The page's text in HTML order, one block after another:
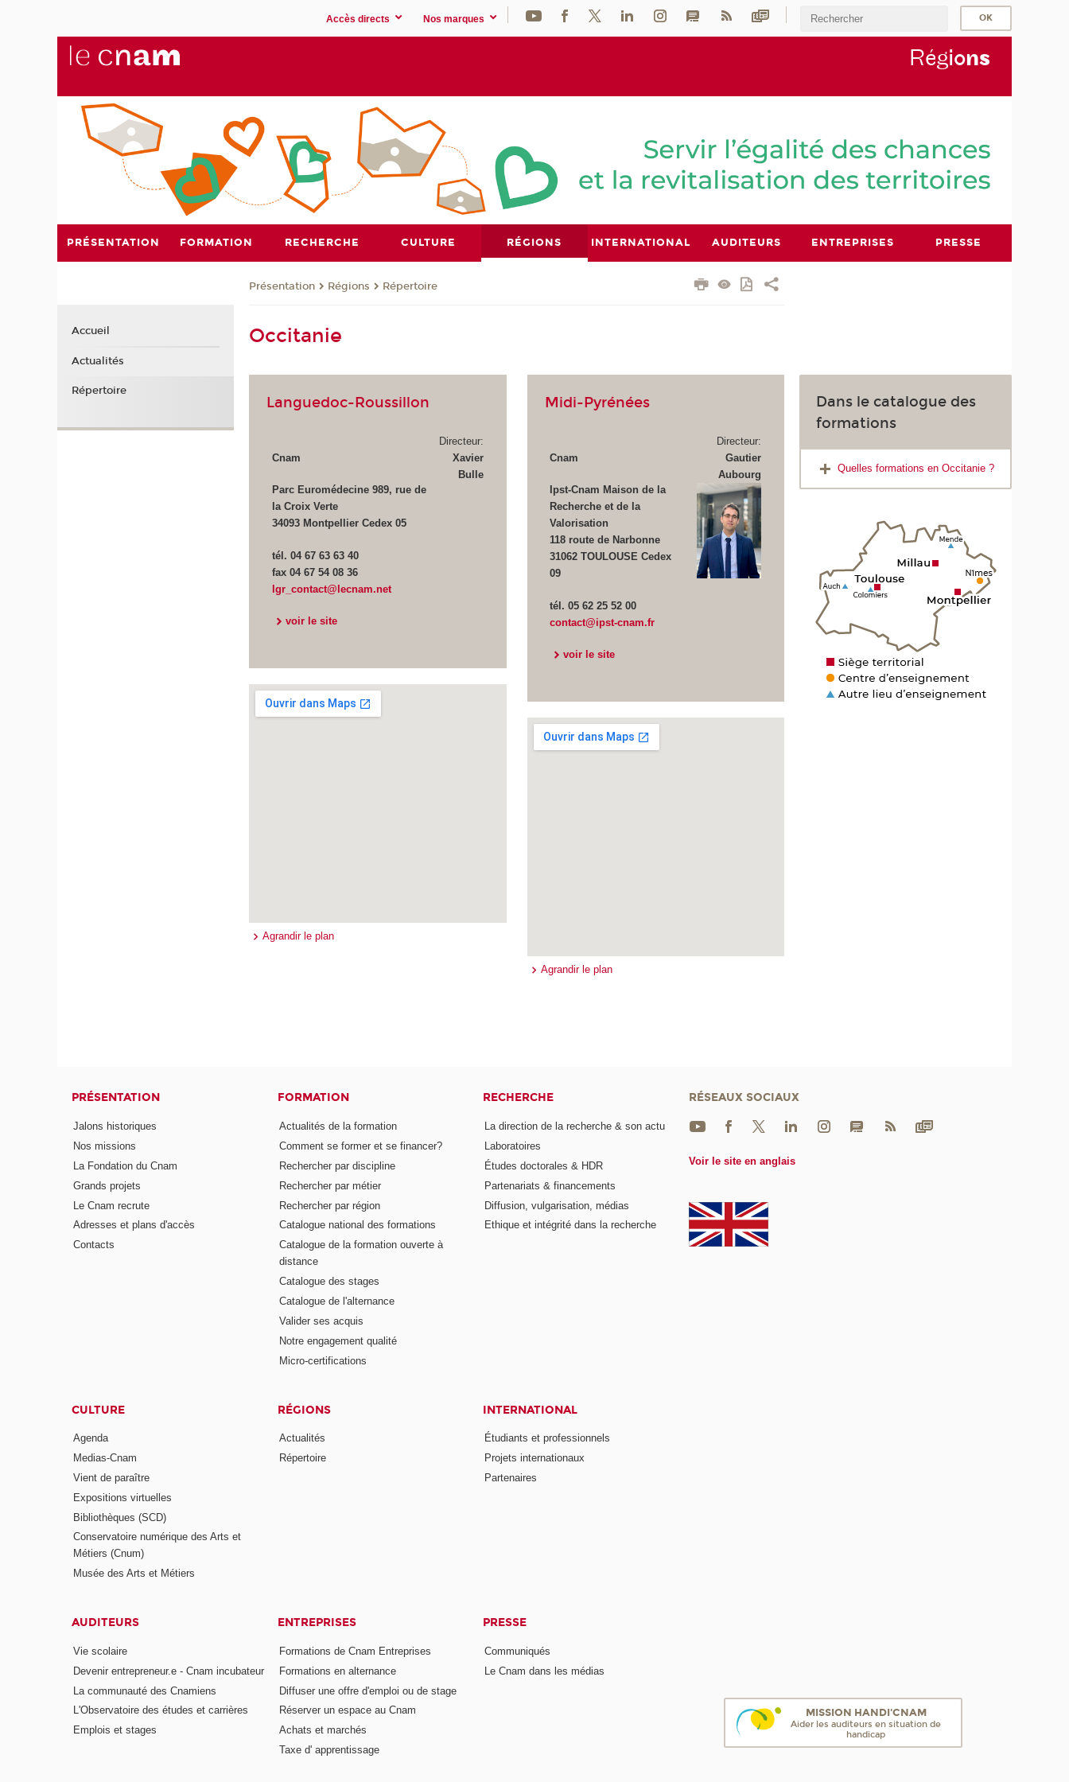
Accès directs Nos marques
Régions
PRÉSENTATION FORMATION RECHERCHE CULTURE RÉGIONS INTERNATIONAL AUDITEURS ENTREPRISES PRESSE
Présentation Régions Répertoire
Occitanie
Languedoc-Roussillon
Cnam
Parc Euromédecine 989, rue de
la Croix Verte
34093 Montpellier Cedex 05
tél. 04 67 63 63 40
fax 04 67 54 08 36
lgr_contact@lecnam.net
voir le site
Directeur:
Xavier
Bulle
Agrandir le plan
Midi-Pyrénées
Cnam
Ipst-Cnam Maison de la
Recherche et de la
Valorisation
118 route de Narbonne
31062 TOULOUSE Cedex
09
tél. 05 62 25 52 00
contact@ipst-cnam.fr
voir le site
Directeur:
Gautier
Aubourg
Agrandir le plan
Dans le catalogue des
formations
Quelles formations en Occitanie ?
Accueil
Actualités
Répertoire
PRÉSENTATION
Jalons historiques
Nos missions
La Fondation du Cnam
Grands projets
Le Cnam recrute
Adresses et plans d'accès
Contacts
FORMATION
Actualités de la formation
Comment se former et se financer?
Rechercher par discipline
Rechercher par métier
Rechercher par région
Catalogue national des formations
Catalogue de la formation ouverte à
distance
Catalogue des stages
Catalogue de l'alternance
Valider ses acquis
Notre engagement qualité
Micro-certifications
RECHERCHE
La direction de la recherche & son actu
Laboratoires
Études doctorales & HDR
Partenariats & financements
Diffusion, vulgarisation, médias
Ethique et intégrité dans la recherche
CULTURE
Agenda
Medias-Cnam
Vient de paraître
Expositions virtuelles
Bibliothèques (SCD)
Conservatoire numérique des Arts et
Métiers (Cnum)
Musée des Arts et Métiers
RÉGIONS
Actualités
Répertoire
INTERNATIONAL
Étudiants et professionnels
Projets internationaux
Partenaires
AUDITEURS
Vie scolaire
Devenir entrepreneur.e - Cnam incubateur
La communauté des Cnamiens
L'Observatoire des études et carrières
Emplois et stages
ENTREPRISES
Formations de Cnam Entreprises
Formations en alternance
Diffuser une offre d'emploi ou de stage
Réserver un espace au Cnam
Achats et marchés
Taxe d' apprentissage
PRESSE
Communiqués
Le Cnam dans les médias
RÉSEAUX SOCIAUX
Voir le site en anglais
MISSION HANDI'CNAM
Aider les auditeurs en situation de
handicap